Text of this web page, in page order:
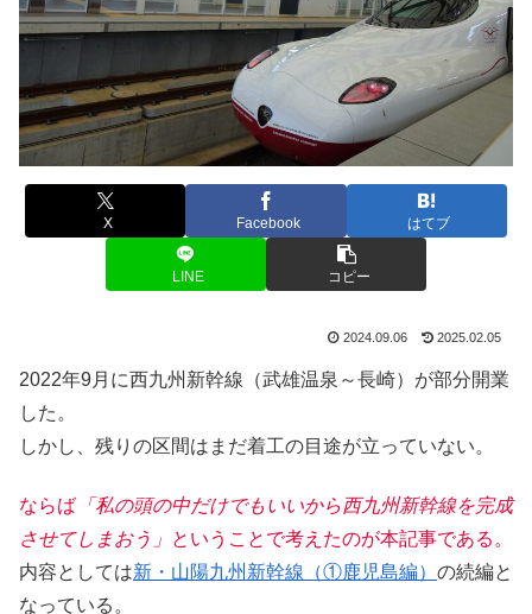
X Facebook はてブ
LINE コピー
2024.09.06 2025.02.05
2022年9月に西九州新幹線（武雄温泉～長崎）が部分開業
した。
しかし、残りの区間はまだ着工の目途が立っていない。
ならば 「私の頭の中だけでもいいから西九州新幹線を完成
させてしまおう」 ということで考えたのが本記事である。
内容としては新・山陽九州新幹線（①鹿児島編） の続編と
なっている。